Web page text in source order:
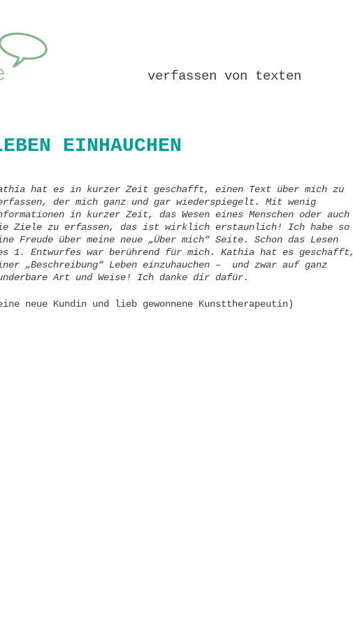
verfassen von texten
EINHAUCHEN
hat es in kurzer Zeit geschafft, einen Text über mich zu
der mich ganz und gar wiederspiegelt. Mit wenig
in kurzer Zeit, das Wesen eines Menschen oder auch
Ziele zu erfassen, das ist wirklich erstaunlich! Ich habe so
Freude über meine neue „Über mich“ Seite. Schon das Lesen
1. Entwurfes war berührend für mich. Kathia hat es geschafft,
„Beschreibung“ Leben einzuhauchen – und zwar auf ganz
Art und Weise! Ich danke dir dafür.
neue Kundin und lieb gewonnene Kunsttherapeutin)